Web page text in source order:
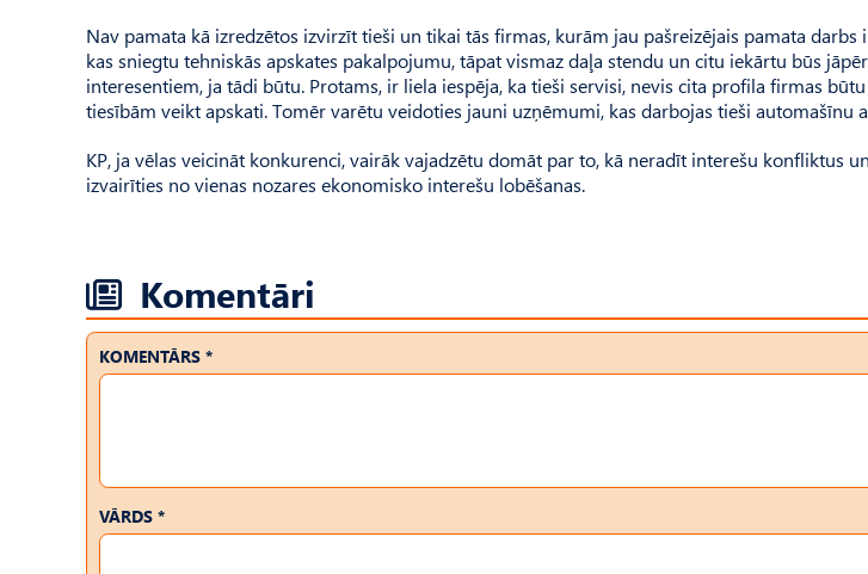
Nav pamata kā izredzētos izvirzīt tieši un tikai tās firmas, kurām jau pašreizējais pamata darbs
kas sniegtu tehniskās apskates pakalpojumu, tāpat vismaz daļa stendu un citu iekārtu būs
interesentiem, ja tādi būtu. Protams, ir liela iespēja, ka tieši servisi, nevis cita profila firmas
tiesībām veikt apskati. Tomēr varētu veidoties jauni uzņēmumi, kas darbojas tieši automašīnu
KP, ja vēlas veicināt konkurenci, vairāk vajadzētu domāt par to, kā neradīt interešu konfliktus
izvairīties no vienas nozares ekonomisko interešu lobēšanas.
Komentāri
KOMENTĀRS *
VĀRDS *